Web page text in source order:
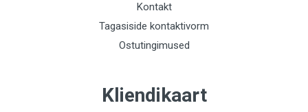
Kontakt
Tagasiside kontaktivorm
Ostutingimused
Kliendikaart